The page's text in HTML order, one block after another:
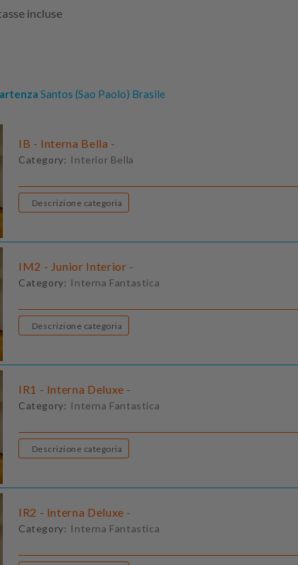
incluse
Santos (Sao Paolo) Brasile
IB - Interna Bella -
Category: Interior Bella
Descrizione categoria
IM2 - Junior Interior -
Category: Interna Fantastica
Descrizione categoria
IR1 - Interna Deluxe -
Category: Interna Fantastica
Descrizione categoria
IR2 - Interna Deluxe -
Category: Interna Fantastica